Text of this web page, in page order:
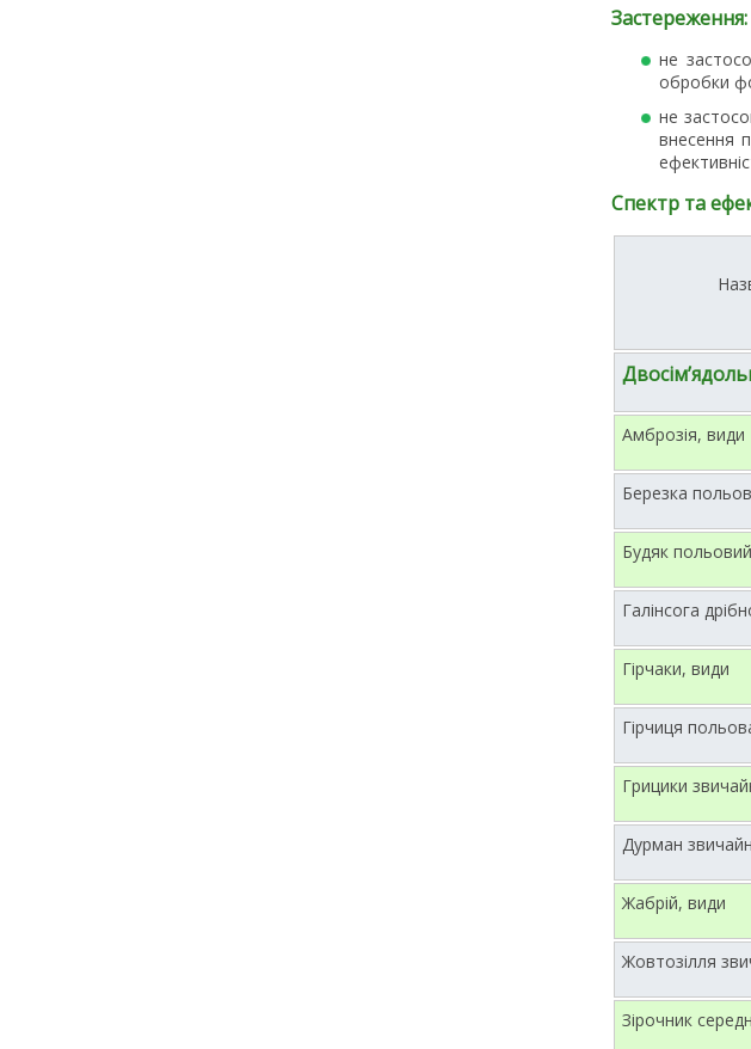
Застереження:
не
обробки
не
внесення
Спектр та
Амброзія, види
Березка
Будяк
Галінсога
Гірчаки, види
Гірчиця
Грицики
Дурман
Жабрій, види
Жовтозілля
Зірочник